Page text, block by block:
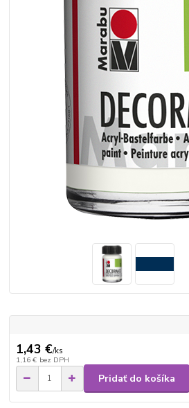
1,43 €/ks
1,16 € bez DPH
Pridať do košíka